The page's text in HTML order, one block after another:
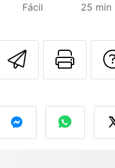
Fácil 25 min
Enviar